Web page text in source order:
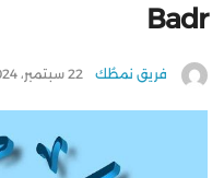
Badr
فريق نمطُك 22 سبتمبر، 2024